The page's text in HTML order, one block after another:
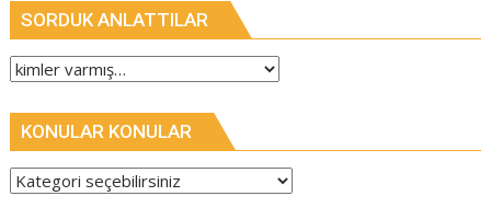
SORDUK ANLATTILAR
KONULAR KONULAR